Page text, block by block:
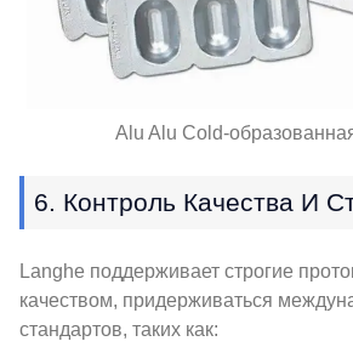
Alu Alu Cold-
6. Контроль Качества И
Langhe поддерживает строгие
качеством, придерживаться
стандартов, таких как: